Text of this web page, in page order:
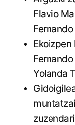
Flavio
Ekoizpen
Yolanda